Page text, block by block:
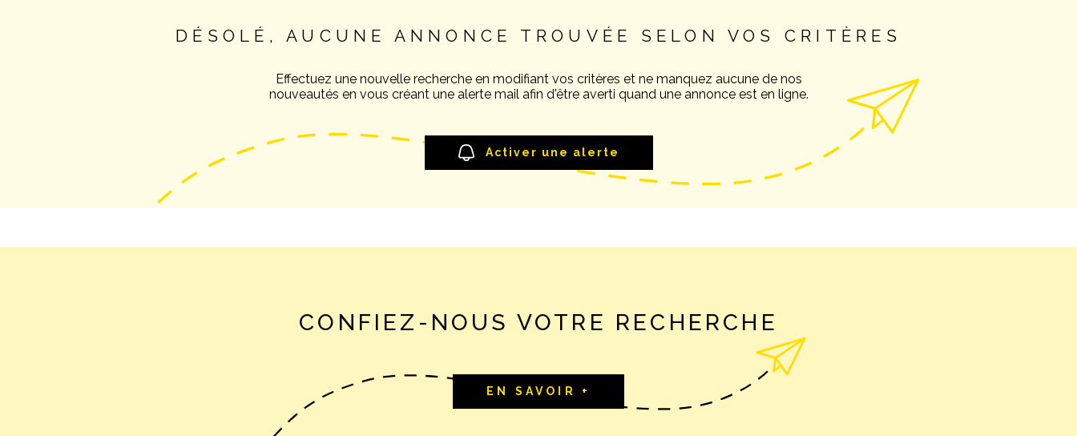
DÉSOLÉ, AUCUNE ANNONCE TROUVÉE SELON VOS CRITÈRES
Effectuez une nouvelle recherche en modifiant vos critères et ne manquez aucune de nos
nouveautés en vous créant une alerte mail afin d'être averti quand une annonce est en ligne.
Activer une alerte
CONFIEZ-NOUS VOTRE RECHERCHE
EN SAVOIR +